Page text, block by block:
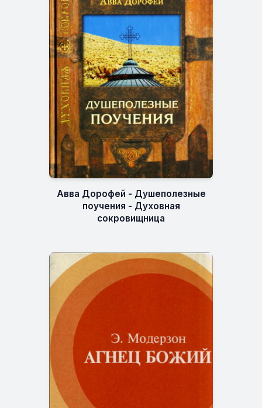
Авва Дорофей - Душеполезные
поучения - Духовная
сокровищница